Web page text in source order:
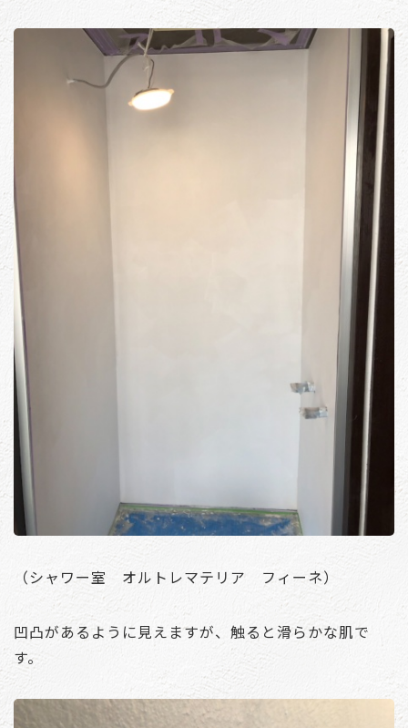
（シャワー室 オルトレマテリア フィーネ）
凹凸があるように見えますが、触ると滑らかな肌で
す。